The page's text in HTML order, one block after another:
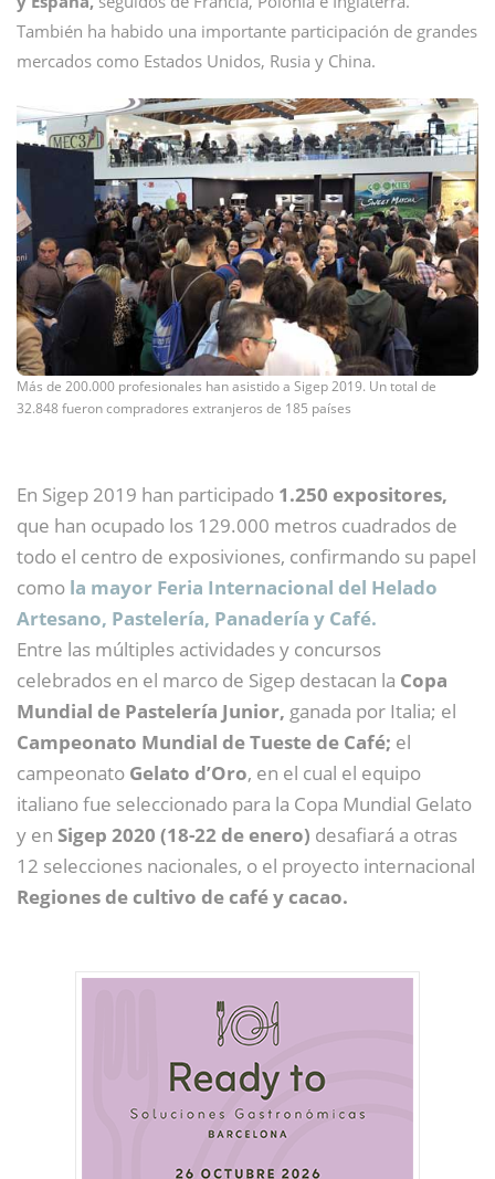
También ha habido una importante participación de grandes
mercados como Estados Unidos, Rusia y China.
Más de 200.000 profesionales han asistido a Sigep 2019. Un total de
32.848 fueron compradores extranjeros de 185 países
En Sigep 2019 han participado 1.250 expositores,
que han ocupado los 129.000 metros cuadrados de
todo el centro de exposiviones, confirmando su papel
como la mayor Feria Internacional del Helado
Artesano, Pastelería, Panadería y Café.
Entre las múltiples actividades y concursos
celebrados en el marco de Sigep destacan la Copa
Mundial de Pastelería Junior, ganada por Italia; el
Campeonato Mundial de Tueste de Café; el
campeonato Gelato d’Oro, en el cual el equipo
italiano fue seleccionado para la Copa Mundial Gelato
y en Sigep 2020 (18-22 de enero) desafiará a otras
12 selecciones nacionales, o el proyecto internacional
Regiones de cultivo de café y cacao.